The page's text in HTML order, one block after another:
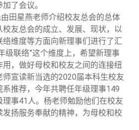
兴趣群体
南联大校友会
捐赠方法
工计划
我要订阅
媒体平台
清华故事
春风采
友文苑
友讲坛
终身学习
息化服务
创大赛
用信息
总会
会简介
长致辞
会章程
了会议。
田星燕老师介绍校友总会的总体
友总会的成立、发展、现状，以
维度等方面向新理事们进行了汇
级联络”这个维度上，希望新理事
，做好母校和校友之间的连接纽
宣读新当选的2020届本科生校友
推荐，今年共聘任年级理事149
事41人。杨老师勉励他们在校友
扬服务奉献的精神，为母校和校